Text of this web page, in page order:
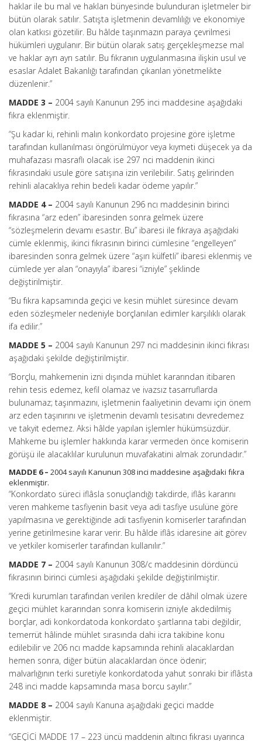
haklar ile bu mal ve hakları bünyesinde bulunduran işletmeler bir
bütün olarak satılır. Satışta işletmenin devamlılığı ve ekonomiye
olan katkısı gözetilir. Bu hâlde taşınmazın paraya çevrilmesi
hükümleri uygulanır. Bir bütün olarak satış gerçekleşmezse mal
ve haklar ayrı ayrı satılır. Bu fıkranın uygulanmasına ilişkin usul ve
esaslar Adalet Bakanlığı tarafından çıkarılan yönetmelikte
düzenlenir.”
MADDE 3 – 2004 sayılı Kanunun 295 inci maddesine aşağıdaki
fıkra eklenmiştir.
“Şu kadar ki, rehinli malın konkordato projesine göre işletme
tarafından kullanılması öngörülmüyor veya kıymeti düşecek ya da
muhafazası masraflı olacak ise 297 nci maddenin ikinci
fıkrasındaki usule göre satışına izin verilebilir. Satış gelirinden
rehinli alacaklıya rehin bedeli kadar ödeme yapılır.”
MADDE 4 – 2004 sayılı Kanunun 296 ncı maddesinin birinci
fıkrasına “arz eden” ibaresinden sonra gelmek üzere
“sözleşmelerin devamı esastır. Bu” ibaresi ile fıkraya aşağıdaki
cümle eklenmiş, ikinci fıkrasının birinci cümlesine “engelleyen”
ibaresinden sonra gelmek üzere “aşırı külfetli” ibaresi eklenmiş ve
cümlede yer alan “onayıyla” ibaresi “izniyle” şeklinde
değiştirilmiştir.
“Bu fıkra kapsamında geçici ve kesin mühlet süresince devam
eden sözleşmeler nedeniyle borçlanılan edimler karşılıklı olarak
ifa edilir.”
MADDE 5 – 2004 sayılı Kanunun 297 nci maddesinin ikinci fıkrası
aşağıdaki şekilde değiştirilmiştir.
“Borçlu, mahkemenin izni dışında mühlet kararından itibaren
rehin tesis edemez, kefil olamaz ve ivazsız tasarruflarda
bulunamaz; taşınmazını, işletmenin faaliyetinin devamı için önem
arz eden taşınırını ve işletmenin devamlı tesisatını devredemez
ve takyit edemez. Aksi hâlde yapılan işlemler hükümsüzdür.
Mahkeme bu işlemler hakkında karar vermeden önce komiserin
görüşü ile alacaklılar kurulunun muvafakatini almak zorundadır.”
MADDE 6 – 2004 sayılı Kanunun 308 inci maddesine aşağıdaki fıkra
eklenmiştir.
“Konkordato süreci iflâsla sonuçlandığı takdirde, iflâs kararını
veren mahkeme tasfiyenin basit veya adi tasfiye usulüne göre
yapılmasına ve gerektiğinde adi tasfiyenin komiserler tarafından
yerine getirilmesine karar verir. Bu hâlde iflâs idaresine ait görev
ve yetkiler komiserler tarafından kullanılır.”
MADDE 7 – 2004 sayılı Kanunun 308/c maddesinin dördüncü
fıkrasının birinci cümlesi aşağıdaki şekilde değiştirilmiştir.
“Kredi kurumları tarafından verilen krediler de dâhil olmak üzere
geçici mühlet kararından sonra komiserin izniyle akdedilmiş
borçlar, adi konkordatoda konkordato şartlarına tabi değildir,
temerrüt hâlinde mühlet sırasında dahi icra takibine konu
edilebilir ve 206 ncı madde kapsamında rehinli alacaklardan
hemen sonra, diğer bütün alacaklardan önce ödenir;
malvarlığının terki suretiyle konkordatoda yahut sonraki bir iflâsta
248 inci madde kapsamında masa borcu sayılır.”
MADDE 8 – 2004 sayılı Kanuna aşağıdaki geçici madde
eklenmiştir.
“GEÇİCİ MADDE 17 – 223 üncü maddenin altıncı fıkrası uyarınca